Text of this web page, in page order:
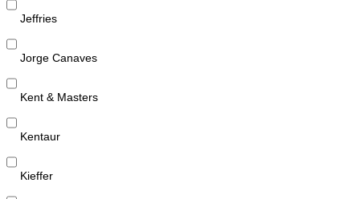
Jeffries
Jorge Canaves
Kent & Masters
Kentaur
Kieffer